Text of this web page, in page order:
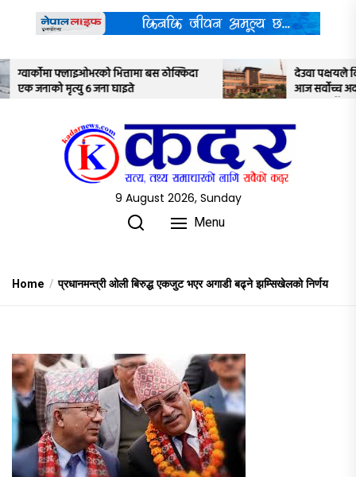
content
ठोक्किदा
देउवा पक्षयले दिएकोे पुनरावलोकन निवेदनमाथि
आज सर्वोच्च अदालतका तीन न्यायाधीशले
9 August 2026, Sunday
Menu
Home प्रधानमन्त्री ओली बिरुद्ध एकजुट भएर अगाडी बढ्ने झम्सिखेलको निर्णय